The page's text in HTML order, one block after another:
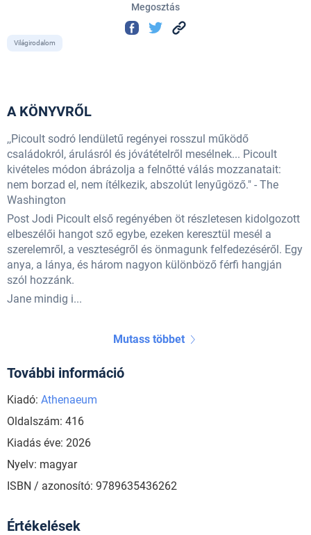
Megosztás
Világirodalom
A KÖNYVRŐL
,,Picoult sodró lendületű regényei rosszul működő
családokról, árulásról és jóvátételről mesélnek... Picoult
kivételes módon ábrázolja a felnőtté válás mozzanatait:
nem borzad el, nem ítélkezik, abszolút lenyűgöző." - The
Washington
Post Jodi Picoult első regényében öt részletesen kidolgozott
elbeszélői hangot sző egybe, ezeken keresztül mesél a
szerelemről, a veszteségről és önmagunk felfedezéséről. Egy
anya, a lánya, és három nagyon különböző férfi hangján
szól hozzánk.
Jane mindig i...
Mutass többet
További információ
Kiadó: Athenaeum
Oldalszám: 416
Kiadás éve: 2026
Nyelv: magyar
ISBN / azonosító: 9789635436262
Értékelések